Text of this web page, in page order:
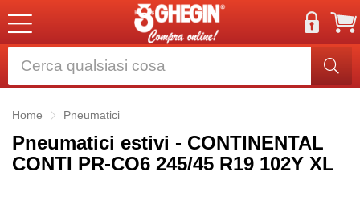
Home Pneumatici
Pneumatici estivi - CONTINENTAL
CONTI PR-CO6 245/45 R19 102Y XL